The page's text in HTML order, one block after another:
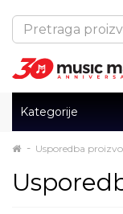
Kategorije
Usporedba